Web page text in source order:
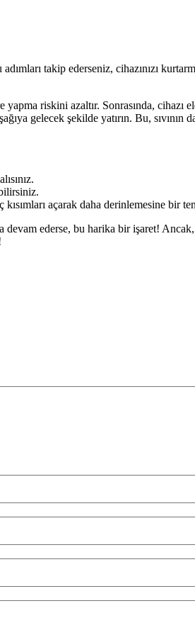
takip ederseniz, cihazınızı
yapma riskini azaltır. Sonrasında,
gelecek şekilde yatırın. Bu, sıvının
açarak daha derinlemesine bir
devam ederse, bu harika bir işaret!